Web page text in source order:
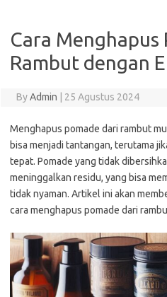
Cara Menghapus
Rambut dengan
ByAdmin 25 Agustus 2024
Menghapus pomade dari rambut
bisa menjadi tantangan, terutama
tepat. Pomade yang tidak
meninggalkan residu, yang bisa
tidak nyaman. Artikel ini akan
cara menghapus pomade dari